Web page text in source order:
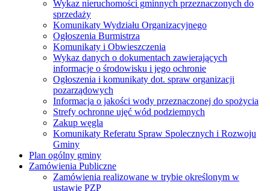
Wykaz nieruchomości gminnych przeznaczonych do
sprzedaży
Komunikaty Wydziału Organizacyjnego
Ogłoszenia Burmistrza
Komunikaty i Obwieszczenia
Wykaz danych o dokumentach zawierających
informacje o środowisku i jego ochronie
Ogłoszenia i komunikaty dot. spraw organizacji
pozarządowych
Informacja o jakości wody przeznaczonej do spożycia
Strefy ochronne ujęć wód podziemnych
Zakup węgla
Komunikaty Referatu Spraw Spolecznych i Rozwoju
Gminy
Plan ogólny gminy
Zamówienia Publiczne
Zamówienia realizowane w trybie określonym w
ustawie PZP